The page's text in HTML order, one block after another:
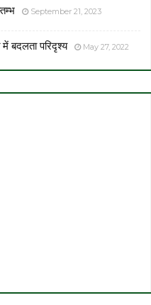
September 21, 2023
बदलता परिदृश्य May 27, 2022